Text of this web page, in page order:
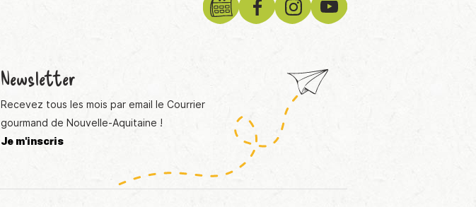
Newsletter
Recevez tous les mois par email le Courrier
gourmand de Nouvelle-Aquitaine !
Je m'inscris